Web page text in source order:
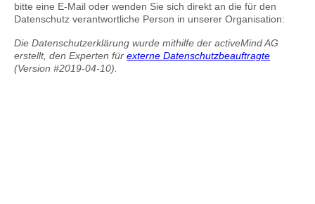
bitte eine E-Mail oder wenden Sie sich direkt an die für den
Datenschutz verantwortliche Person in unserer Organisation:
Die Datenschutzerklärung wurde mithilfe der activeMind AG
erstellt, den Experten für externe Datenschutzbeauftragte
(Version #2019-04-10).